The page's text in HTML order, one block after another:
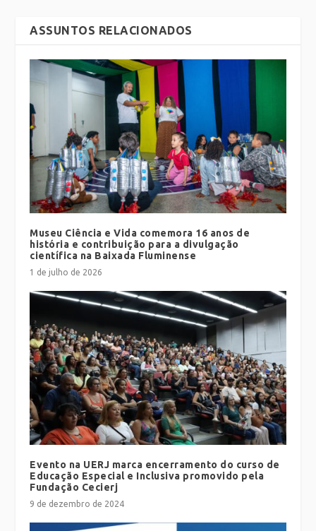
ASSUNTOS RELACIONADOS
Museu Ciência e Vida comemora 16 anos de
história e contribuição para a divulgação
científica na Baixada Fluminense
1 de julho de 2026
Evento na UERJ marca encerramento do curso de
Educação Especial e Inclusiva promovido pela
Fundação Cecierj
9 de dezembro de 2024